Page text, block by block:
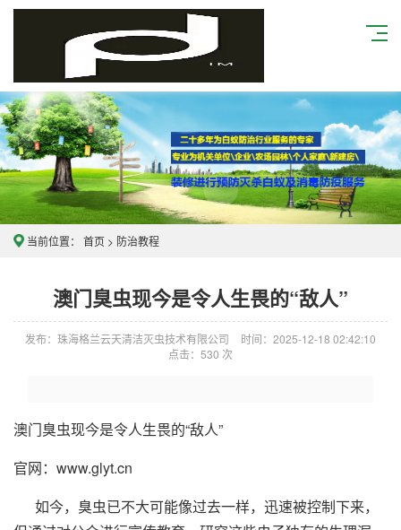
当前位置： 首页 > 防治教程
澳门臭虫现今是令人生畏的“敌人”
发布：珠海格兰云天清洁灭虫技术有限公司
时间：2025-12-18 02:42:10
点击： 530 次
澳门臭虫现今是令人生畏的“敌人”
官网： www.glyt.cn
如今，臭虫已不大可能像过去一样，迅速被控制下来，